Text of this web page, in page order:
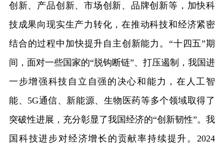
创新、产品创新、市场创新、品牌创新等，加快科
技成果向现实生产力转化，在推动科技和经济紧密
结合的过程中加快提升自主创新能力。“十四五”期
间，面对一些国家的“脱钩断链”、打压遏制，我国进
一步增强科技自立自强的决心和能力，在人工智
能、5G通信、新能源、生物医药等多个领域取得了
突破性进展，充分彰显了我国经济的“创新韧性”。我
国科技进步对经济增长的贡献率持续提升。2024